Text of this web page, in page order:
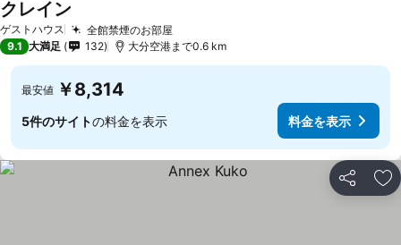
ゲストハウス 全館禁煙のお部屋
クレイン
9.1 大満足 132 大分空港まで0.6 km
最安値 ￥8,314
5件のサイトの料金を表示 料金を表示
シェア お